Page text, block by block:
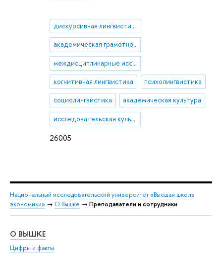
26005
дискурсивная лингвистика
академическая грамотность
междисциплинарные исследования языка
когнитивная лингвистика психолингвистика
социолингвистика академическая культура
исследовательская культура
Национальный исследовательский университет «Высшая школа
экономики» → О Вышке → Преподаватели и сотрудники
О ВЫШКЕ
Цифры и факты